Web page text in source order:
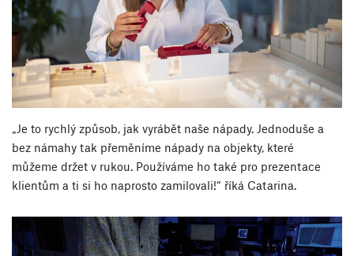
„Je to rychlý způsob, jak vyrábět naše nápady. Jednoduše a
bez námahy tak přeměníme nápady na objekty, které
můžeme držet v rukou. Používáme ho také pro prezentace
klientům a ti si ho naprosto zamilovali!“ říká Catarina.